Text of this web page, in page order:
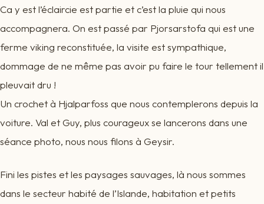
Ca y est l’éclaircie est partie et c’est la pluie qui nous
accompagnera. On est passé par Pjorsarstofa qui est une
ferme viking reconstituée, la visite est sympathique,
dommage de ne même pas avoir pu faire le tour tellement il
pleuvait dru !
Un crochet à Hjalparfoss que nous contemplerons depuis la
voiture. Val et Guy, plus courageux se lancerons dans une
séance photo, nous nous filons à Geysir.
Fini les pistes et les paysages sauvages, là nous sommes
dans le secteur habité de l’Islande, habitation et petits